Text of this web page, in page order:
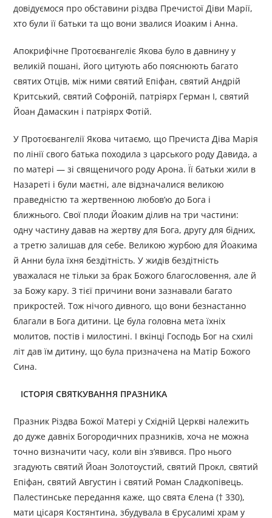
довідуємося про обставини різдва Пречистої Діви Марії,
хто були її батьки та що вони звалися Иоаким і Анна.
Апокрифічне Протоєвангеліє Якова було в давнину у
великій пошані, його цитують або пояснюють багато
святих Отців, між ними святий Епіфан, святий Андрій
Критський, святий Софроній, патріярх Герман І, святий
Йоан Дамаскин і патріярх Фотій.
У Протоєвангелії Якова читаємо, що Пречиста Діва Марія
по лінії свого батька походила з царського роду Давида, а
по матері — зі священичого роду Арона. Її батьки жили в
Назареті і були маєтні, але відзначалися великою
праведністю та жертвенною любов’ю до Бога і
ближнього. Свої плоди Йоаким ділив на три частини:
одну частину давав на жертву для Бога, другу для бідних,
а третю залишав для себе. Великою журбою для Йоакима
й Анни була їхня бездітність. У жидів бездітність
уважалася не тільки за брак Божого благословення, але й
за Божу кару. З тієї причини вони зазнавали багато
прикростей. Тож нічого дивного, що вони безнастанно
благали в Бога дитини. Це була головна мета їхніх
молитов, постів і милостині. І вкінці Господь Бог на схилі
літ дав їм дитину, що була призначена на Матір Божого
Сина.
ІСТОРІЯ СВЯТКУВАННЯ ПРАЗНИКА
Празник Різдва Божої Матері у Східній Церкві належить
до дуже давніх Богородичних празників, хоча не можна
точно визначити часу, коли він з’явився. Про нього
згадують святий Йоан Золотоустий, святий Прокл, святий
Епіфан, святий Августин і святий Роман Сладкопівець.
Палестинське передання каже, що свята Єлена († 330),
мати цісаря Костянтина, збудувала в Єрусалимі храм у